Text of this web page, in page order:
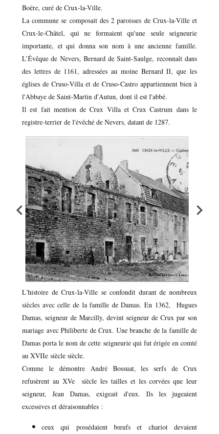
Boëre, curé de Crux-la-Ville.
La commune se composait des 2 paroisses de Crux-la-Ville et
Crux-le-Châtel, qui ne formaient qu'une seule seigneurie
importante, et qui donna son nom à une ancienne famille.
L’Évêque de Nevers, Bernard de Saint-Saulge, reconnaît dans
des lettres de 1161, adressées au moine Bernard II, que les
églises de Cruso-Villa et de Cruso-Castro appartiennent bien à
l'Abbaye de Saint-Martin d'Autun, dont il est l'abbé.
Il est fait mention de Crux Villa et Crux Castrum dans le
registre-terrier de l'évêché de Nevers, datant de 1287.
L'histoire de Crux-la-Ville se confondit durant de nombreux
siècles avec celle de la famille de Damas. En 1362, Hugues
Damas, seigneur de Marcilly, devint seigneur de Crux par son
mariage avec Philiberte de Crux. Une branche de la famille de
Damas porta le nom de cette seigneurie qui fut érigée en comté
au XVIIe siècle siècle.
Comme le démontre André Bossuat, les serfs de Crux
refusèrent au XVe siècle les tailles et les corvées que leur
seigneur, Jean Damas, exigeait d'eux. Ils les jugeaient
excessives et déraisonnables :
ceux qui possédaient bœufs et chariot devaient